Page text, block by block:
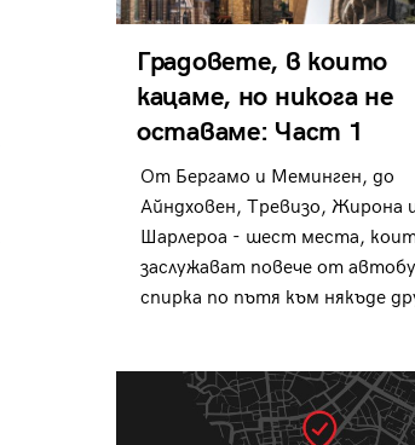
Градовете, в които
кацаме, но никога не
оставаме: Част 1
От Бергамо и Меминген, до
Айндховен, Тревизо, Жирона
Шарлероа - шест места,
заслужават повече от
спирка по пътя към някъде